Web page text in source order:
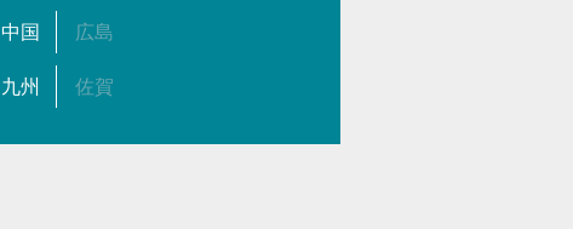
中国 広島
九州 佐賀